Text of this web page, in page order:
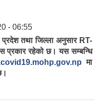
- 06:55
तथा जिल्ला अनुसार RT-
प्रकार रहेको छ। यस सम्बन्धि
मा